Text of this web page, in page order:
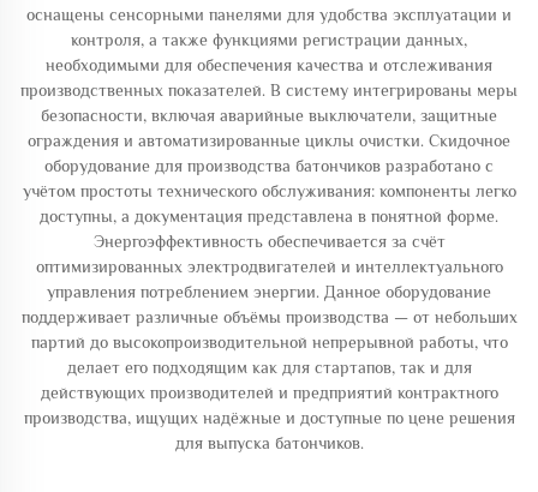
оснащены сенсорными панелями для удобства эксплуатации и
контроля, а также функциями регистрации данных,
необходимыми для обеспечения качества и отслеживания
производственных показателей. В систему интегрированы меры
безопасности, включая аварийные выключатели, защитные
ограждения и автоматизированные циклы очистки. Скидочное
оборудование для производства батончиков разработано с
учётом простоты технического обслуживания: компоненты легко
доступны, а документация представлена в понятной форме.
Энергоэффективность обеспечивается за счёт
оптимизированных электродвигателей и интеллектуального
управления потреблением энергии. Данное оборудование
поддерживает различные объёмы производства — от небольших
партий до высокопроизводительной непрерывной работы, что
делает его подходящим как для стартапов, так и для
действующих производителей и предприятий контрактного
производства, ищущих надёжные и доступные по цене решения
для выпуска батончиков.